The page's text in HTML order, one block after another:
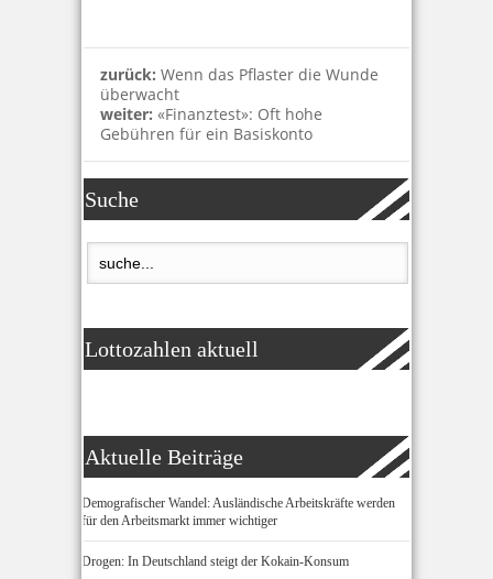
zurück: Wenn das Pflaster die Wunde
überwacht
weiter: «Finanztest»: Oft hohe
Gebühren für ein Basiskonto
Suche
Lottozahlen aktuell
Aktuelle Beiträge
Demografischer Wandel: Ausländische Arbeitskräfte werden
für den Arbeitsmarkt immer wichtiger
Drogen: In Deutschland steigt der Kokain-Konsum